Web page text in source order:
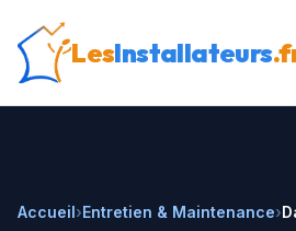
LesInstallateurs
Accueil›Entretien & Maintenance›